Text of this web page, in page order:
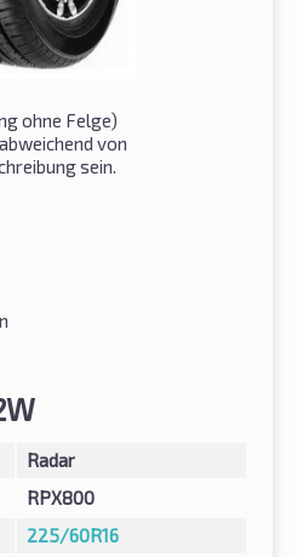
ohne Felge)
von
sein.
Radar
RPX800
225/60R16